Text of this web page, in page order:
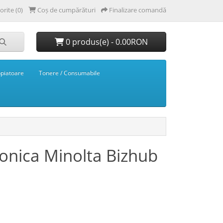
(0) Coș de cumpărături Finalizare comandă
0 produs(e) - 0.00RON
Tonere / Consumabile
Minolta Bizhub